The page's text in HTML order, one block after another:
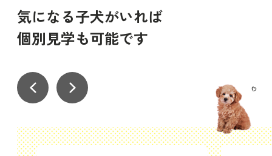
気になる子犬がいれば
個別見学も可能です